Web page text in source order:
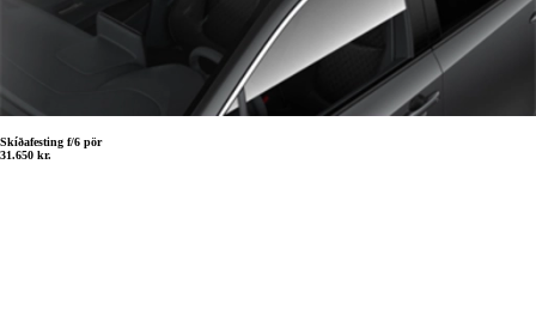
Skíðafesting f/6 pör
31.650 kr.